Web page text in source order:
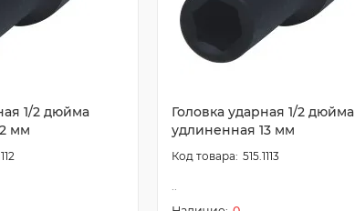
1/2 дюйма
мм
Головка ударная 1/2 дюйма
удлиненная 13 мм
515.1113